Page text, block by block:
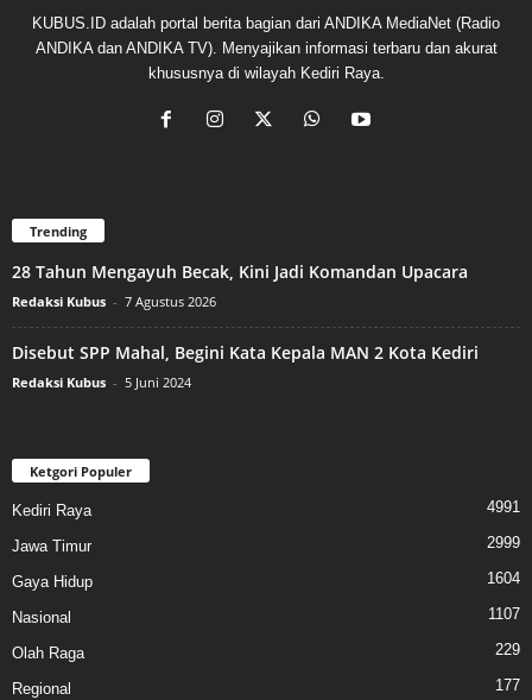
KUBUS.ID adalah portal berita bagian dari ANDIKA MediaNet (Radio
ANDIKA dan ANDIKA TV). Menyajikan informasi terbaru dan akurat
khususnya di wilayah Kediri Raya.
Trending
28 Tahun Mengayuh Becak, Kini Jadi Komandan Upacara
Redaksi Kubus - 7 Agustus 2026
Disebut SPP Mahal, Begini Kata Kepala MAN 2 Kota Kediri
Redaksi Kubus - 5 Juni 2024
Ketgori Populer
Kediri Raya 4991
Jawa Timur 2999
Gaya Hidup 1604
Nasional 1107
Olah Raga 229
Regional 177